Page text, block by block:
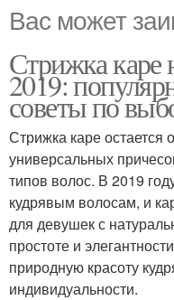
Вас может
Стрижка каре
2019:
советы по
Стрижка каре
универсальных
типов волос. В 2019
кудрявым волосам, и
для девушек с
простоте и
природную красоту
индивидуальности.